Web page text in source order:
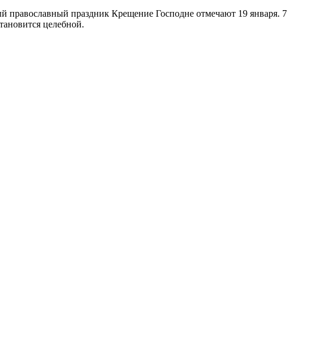
православный праздник Крещение Господне отмечают 19 января. 7
целебной.